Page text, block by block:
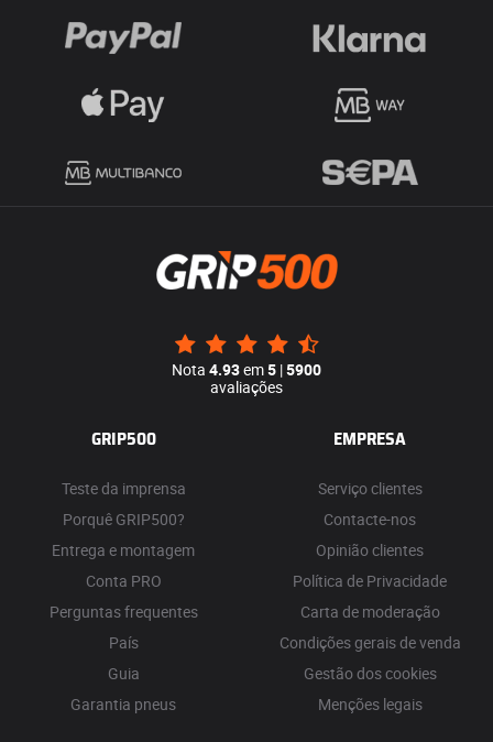
Nota 4.93em5 |5900
avaliações
GRIP500
Teste da imprensa
Porquê GRIP500?
Entrega e montagem
Conta PRO
Perguntas frequentes
País
Guia
Garantia pneus
EMPRESA
Serviço clientes
Contacte-nos
Opinião clientes
Política de Privacidade
Carta de moderação
Condições gerais de venda
Gestão dos cookies
Menções legais